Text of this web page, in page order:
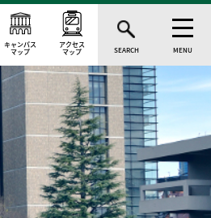
キャンパス
マップ
アクセス
マップ SEARCH MENU